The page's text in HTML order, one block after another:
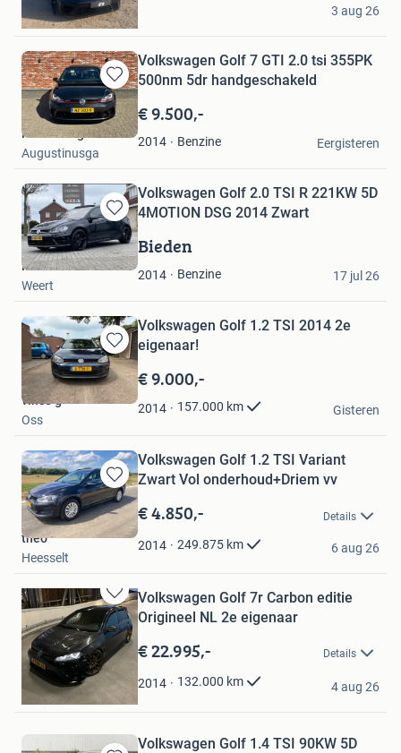
Heemskerk
3 aug 26
Bewaren
in
Mijn
Favorieten
Volkswagen Golf 7 GTI 2.0 tsi 355PK
500nm 5dr handgeschakeld
€ 9.500,-
2014 Benzine
Niels Haagsma
Augustinusga
Eergisteren
Bewaren
in
Mijn
Favorieten
Volkswagen Golf 2.0 TSI R 221KW 5D
4MOTION DSG 2014 Zwart
Bieden
2014 Benzine
Marwan
Weert
17 jul 26
Bewaren
in
Mijn
Favorieten
Volkswagen Golf 1.2 TSI 2014 2e
eigenaar!
€ 9.000,-
2014 157.000 km
vince g
Oss
Gisteren
Bewaren
in
Mijn
Favorieten
Volkswagen Golf 1.2 TSI Variant
Zwart Vol onderhoud+Driem vv
€ 4.850,- Details
2014 249.875 km
theo
Heesselt
6 aug 26
Bewaren
in
Mijn
Favorieten
Volkswagen Golf 7r Carbon editie
Origineel NL 2e eigenaar
€ 22.995,- Details
2014 132.000 km
R
Schaijk
4 aug 26
Volkswagen Golf 1.4 TSI 90KW 5D